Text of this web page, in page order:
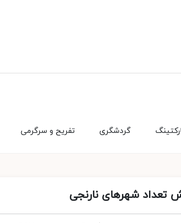
تفریح و سرگرمی گردشگری
شهرهای نارنجی